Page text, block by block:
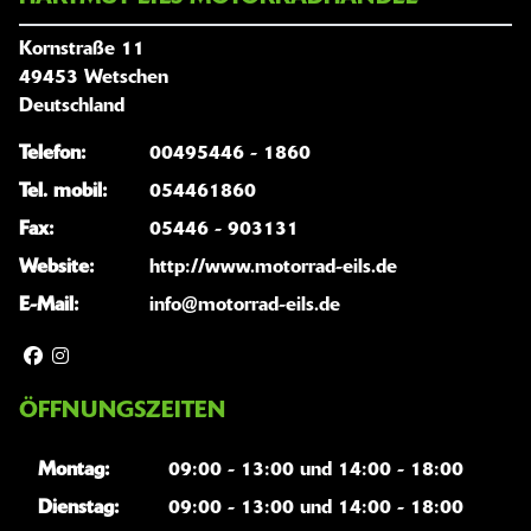
Kornstraße 11
49453 Wetschen
Deutschland
Telefon:
00495446 - 1860
Tel. mobil:
054461860
Fax:
05446 - 903131
Website:
http://www.motorrad-eils.de
E-Mail:
info@motorrad-eils.de
ÖFFNUNGSZEITEN
Montag:
09:00 - 13:00 und 14:00 - 18:00
Dienstag:
09:00 - 13:00 und 14:00 - 18:00